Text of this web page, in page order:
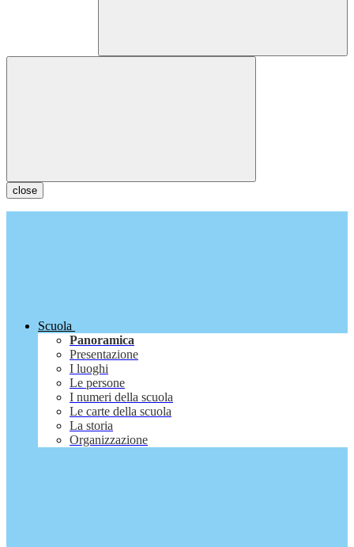
close
Scuola
Panoramica
Presentazione
I luoghi
Le persone
I numeri della scuola
Le carte della scuola
La storia
Organizzazione